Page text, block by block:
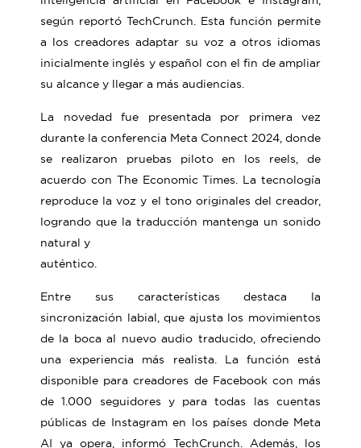
según reportó TechCrunch. Esta función permite
a los creadores adaptar su voz a otros idiomas
inicialmente inglés y español con el fin de ampliar
su alcance y llegar a más audiencias.
La novedad fue presentada por primera vez
durante la conferencia Meta Connect 2024, donde
se realizaron pruebas piloto en los reels, de
acuerdo con The Economic Times. La tecnología
reproduce la voz y el tono originales del creador,
logrando que la traducción mantenga un sonido
natural y
auténtico.
Entre sus características destaca la
sincronización labial, que ajusta los movimientos
de la boca al nuevo audio traducido, ofreciendo
una experiencia más realista. La función está
disponible para creadores de Facebook con más
de 1.000 seguidores y para todas las cuentas
públicas de Instagram en los países donde Meta
AI ya opera, informó TechCrunch. Además, los